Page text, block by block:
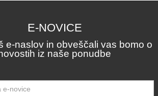
E-NOVICE
e-naslov in obveščali vas bomo o
iz naše ponudbe